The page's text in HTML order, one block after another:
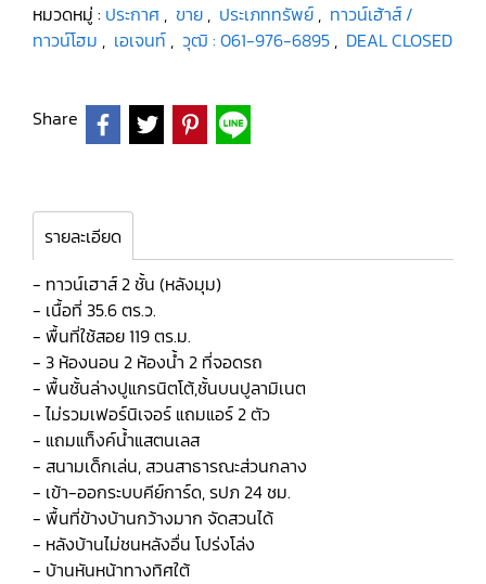
หมวดหมู่ : ประกาศ , ขาย , ประเภททรัพย์ , ทาวน์เฮ้าส์ /
ทาวน์โฮม , เอเจนท์ , วุฒิ : 061-976-6895 , DEAL CLOSED
Share
รายละเอียด
- ทาวน์เฮาส์ 2 ชั้น (หลังมุม)
- เนื้อที่ 35.6 ตร.ว.
- พื้นที่ใช้สอย 119 ตร.ม.
- 3 ห้องนอน 2 ห้องน้ำ 2 ที่จอดรถ
- พื้นชั้นล่างปูแกรนิตโต้,ชั้นบนปูลามิเนต
- ไม่รวมเฟอร์นิเจอร์ แถมแอร์ 2 ตัว
- แถมแท็งค์น้ำแสตนเลส
- สนามเด็กเล่น, สวนสาธารณะส่วนกลาง
- เข้า-ออกระบบคีย์การ์ด, รปภ 24 ชม.
- พื้นที่ข้างบ้านกว้างมาก จัดสวนได้
- หลังบ้านไม่ชนหลังอื่น โปร่งโล่ง
- บ้านหันหน้าทางทิศใต้